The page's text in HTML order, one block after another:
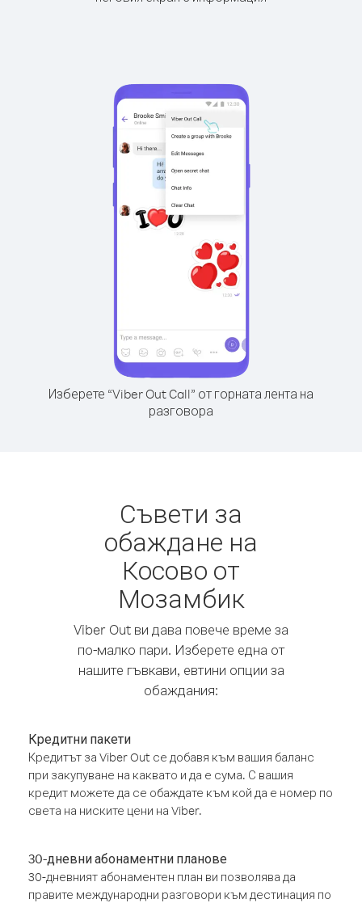
Изберете “Viber Out Call” от горната лента на
разговора
Съвети за
обаждане на
Косово от
Мозамбик
Viber Out ви дава повече време за
по-малко пари. Изберете една от
нашите гъвкави, евтини опции за
обаждания:
Кредитни пакети
Кредитът за Viber Out се добавя към вашия баланс
при закупуване на каквато и да е сума. С вашия
кредит можете да се обаждате към кой да е номер по
света на ниските цени на Viber.
30-дневни абонаментни планове
30-дневният абонаментен план ви позволява да
правите международни разговори към дестинация по